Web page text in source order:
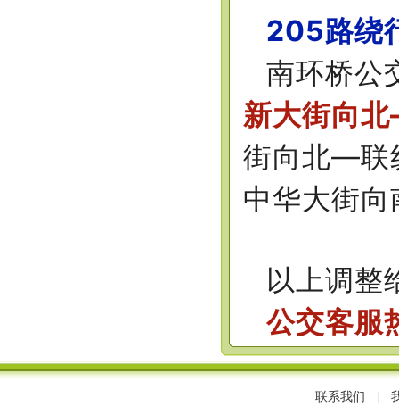
205路绕
南环桥
新大街向
街向北—联
中华大街
以上调整
公交客
联系我们